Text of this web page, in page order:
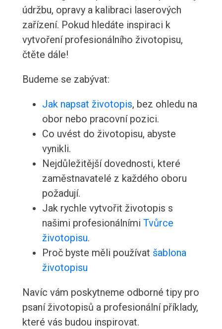
údržbu, opravy a kalibraci laserových
zařízení. Pokud hledáte inspiraci k
vytvoření profesionálního životopisu,
čtěte dále!
Budeme se zabývat:
Jak napsat životopis, bez ohledu na
obor nebo pracovní pozici.
Co uvést do životopisu, abyste
vynikli.
Nejdůležitější dovednosti, které
zaměstnavatelé z každého oboru
požadují.
Jak rychle vytvořit životopis s
našimi profesionálními Tvůrce
životopisu.
Proč byste měli používat šablona
životopisu
Navíc vám poskytneme odborné tipy pro
psaní životopisů a profesionální příklady,
které vás budou inspirovat.